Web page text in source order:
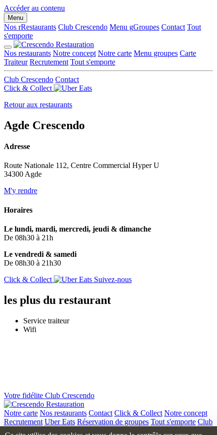
Accéder au contenu
Menu
Nos rRestaurants Club Crescendo Menu gGroupes Contact Tout
s'emporte
Nos restaurants Notre concept Notre carte Menu groupes Carte
Traiteur Recrutement Tout s'emporte
Club Crescendo Contact
Click & Collect
Retour aux restaurants
Agde Crescendo
Adresse
Route Nationale 112, Centre Commercial Hyper U
34300 Agde
M'y rendre
Horaires
Le lundi, mardi, mercredi, jeudi & dimanche
De 08h30 à 21h
Le vendredi & samedi
De 08h30 à 21h30
Click & Collect
Suivez-nous
les plus du restaurant
Service traiteur
Wifi
Votre fidélite Club Crescendo
Notre carte Nos restaurants Contact Click & Collect Notre concept
Recrutement Uber Eats Réservation de groupes Tout s'emporte Club
Panneau de gestion des cookies